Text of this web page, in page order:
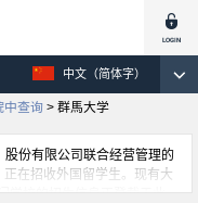
中文（简体字）
中查询 > 群馬大学
份有限公司联合经营管理的
在招收外国留学生。现有大
学校的招生信息正登载于此